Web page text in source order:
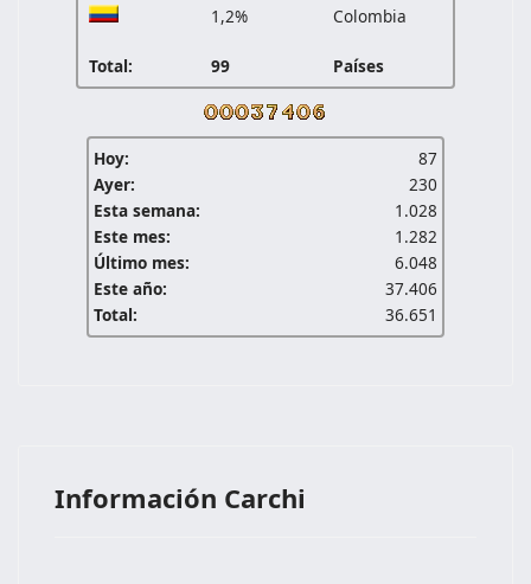
1,2%
Colombia
Total: 99 Países
Hoy:
87
Ayer:
230
Esta semana:
1.028
Este mes:
1.282
Último mes:
6.048
Este año:
37.406
Total:
36.651
Información Carchi